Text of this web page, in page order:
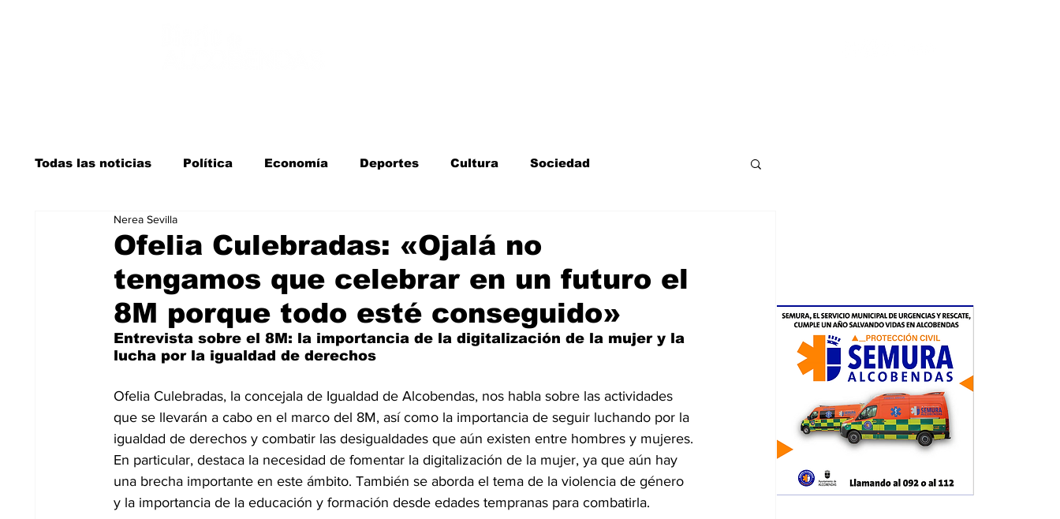
Todas las noticias Política Economía Deportes Cultura Sociedad
Salud y bienestar
La verdad detrás de la guerra Kit Digital Sucesos Fiestas Mayores
Ofelia Culebradas: «Ojalá no
tengamos que celebrar en un futuro el
8M porque todo esté conseguido»
Nerea Sevilla
Entrevista sobre el 8M: la importancia de la digitalización de la mujer y la
lucha por la igualdad de derechos
Ofelia Culebradas, la concejala de Igualdad de Alcobendas, nos habla sobre las actividades
que se llevarán a cabo en el marco del 8M, así como la importancia de seguir luchando por la
igualdad de derechos y combatir las desigualdades que aún existen entre hombres y mujeres.
En particular, destaca la necesidad de fomentar la digitalización de la mujer, ya que aún hay
una brecha importante en este ámbito. También se aborda el tema de la violencia de género
y la importancia de la educación y formación desde edades tempranas para combatirla.